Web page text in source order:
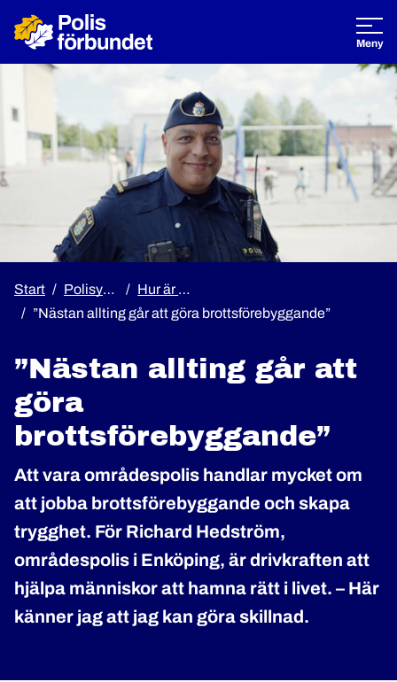
Öppna
Meny
Start Polisyrket
Hur är det att jobba som polis?
”Nästan allting går att göra brottsförebyggande”
”Nästan allting går att
göra
brottsförebyggande”
Att vara områdespolis handlar mycket om
att jobba brottsförebyggande och skapa
trygghet. För Richard Hedström,
områdespolis i Enköping, är drivkraften att
hjälpa människor att hamna rätt i livet. – Här
känner jag att jag kan göra skillnad.